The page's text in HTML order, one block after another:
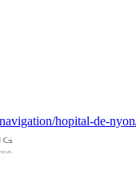
hopital-de-